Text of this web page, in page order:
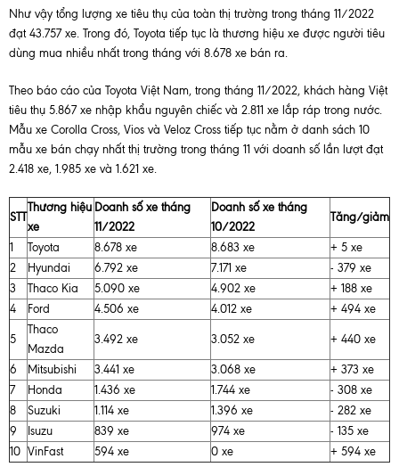
Như vậy tổng lượng xe tiêu thụ của toàn thị trường trong tháng 11/2022
đạt 43.757 xe. Trong đó, Toyota tiếp tục là thương hiệu xe được người tiêu
dùng mua nhiều nhất trong tháng với 8.678 xe bán ra.
Theo báo cáo của Toyota Việt Nam, trong tháng 11/2022, khách hàng Việt
tiêu thụ 5.867 xe nhập khẩu nguyên chiếc và 2.811 xe lắp ráp trong nước.
Mẫu xe Corolla Cross, Vios và Veloz Cross tiếp tục nằm ở danh sách 10
mẫu xe bán chạy nhất thị trường trong tháng 11 với doanh số lần lượt đạt
2.418 xe, 1.985 xe và 1.621 xe.
STT
Thương hiệu
xe
Doanh số xe tháng
11/2022
Doanh số xe tháng
10/2022
Tăng/giảm
1 Toyota 8.678 xe 8.683 xe
+ 5 xe
2
Hyundai 6.792 xe 7.171 xe
- 379 xe
3
Thaco Kia 5.090 xe 4.902 xe
+ 188 xe
4
Ford 4.506 xe 4.012 xe + 494 xe
5
Thaco
Mazda
3.492 xe 3.052 xe + 440 xe
6 Mitsubishi 3.441 xe 3.068 xe
+ 373 xe
7
Honda 1.436 xe 1.744 xe
- 308 xe
8
Suzuki 1.114 xe 1.396 xe
- 282 xe
9
Isuzu 839 xe 974 xe
- 135 xe
10 VinFast 594 xe 0 xe + 594 xe